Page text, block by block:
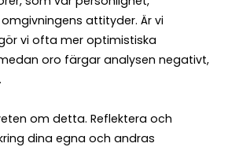
attityder. Är vi
vi ofta mer optimistiska
oro färgar analysen negativt,
om detta. Reflektera och
dina egna och andras